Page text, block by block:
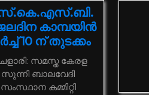
കാമ്പയിന്‍
10 ന് തുടക്കം
കേരള
സുന്നി ബാലവേദി
സംസ്ഥാന കമ്മിറ്റി